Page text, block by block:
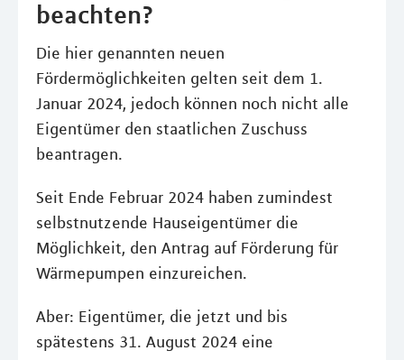
beachten?
Die hier genannten neuen
Fördermöglichkeiten gelten seit dem 1.
Januar 2024, jedoch können noch nicht alle
Eigentümer den staatlichen Zuschuss
beantragen.
Seit Ende Februar 2024 haben zumindest
selbstnutzende Hauseigentümer die
Möglichkeit, den Antrag auf Förderung für
Wärmepumpen einzureichen.
Aber: Eigentümer, die jetzt und bis
spätestens 31. August 2024 eine